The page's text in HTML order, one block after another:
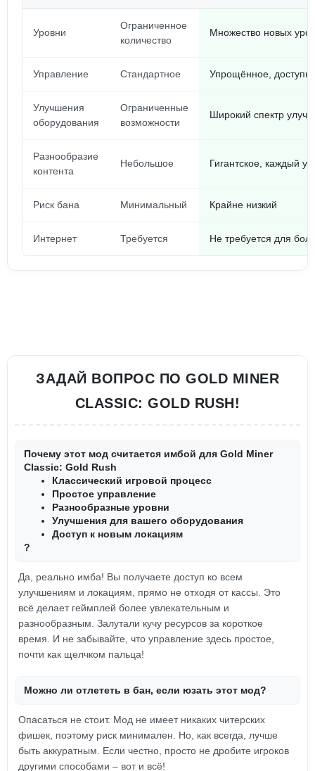
Уровни
Ограниченное
количество
Множество новых
Управление Стандартное Упрощённое,
Улучшения
оборудования
Ограниченные
возможности
Широкий спектр
Разнообразие
контента
Небольшое Гигантское, каждый
Риск бана Минимальный Крайне низкий
Интернет Требуется Не требуется для
ЗАДАЙ ВОПРОС ПО GOLD MINER
CLASSIC: GOLD RUSH!
Почему этот мод считается имбой для Gold Miner
Classic: Gold Rush
Классический игровой процесс
Простое управление
Разнообразные уровни
Улучшения для вашего оборудования
Доступ к новым локациям
?
Да, реально имба! Вы получаете доступ ко всем
улучшениям и локациям, прямо не отходя от кассы. Это
всё делает геймплей более увлекательным и
разнообразным. Залутали кучу ресурсов за короткое
время. И не забывайте, что управление здесь простое,
почти как щелчком пальца!
Можно ли отлететь в бан, если юзать этот мод?
Опасаться не стоит. Мод не имеет никаких читерских
фишек, поэтому риск минимален. Но, как всегда, лучше
быть аккуратным. Если честно, просто не дробите игроков
другими способами – вот и всё!